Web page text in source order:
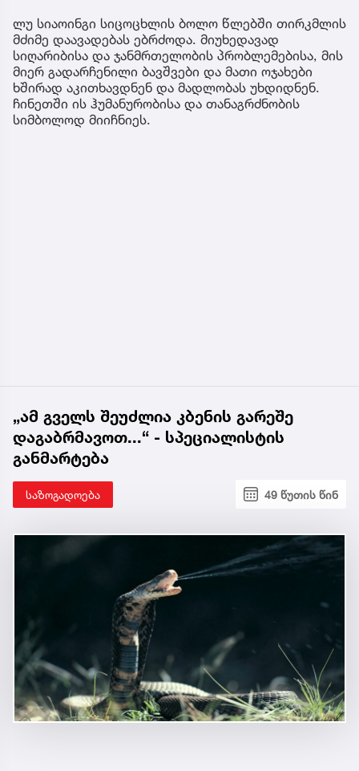
ლუ სიაოინგი სიცოცხლის ბოლო წლებში თირკმლის
მძიმე დაავადებას ებრძოდა. მიუხედავად
სიღარიბისა და ჯანმრთელობის პრობლემებისა, მის
მიერ გადარჩენილი ბავშვები და მათი ოჯახები
ხშირად აკითხავდნენ და მადლობას უხდიდნენ.
ჩინეთში ის ჰუმანურობისა და თანაგრძნობის
სიმბოლოდ მიიჩნიეს.
„ამ გველს შეუძლია კბენის გარეშე
დაგაბრმავოთ...“ - სპეციალისტის
განმარტება
საზოგადოება 49 წუთის წინ